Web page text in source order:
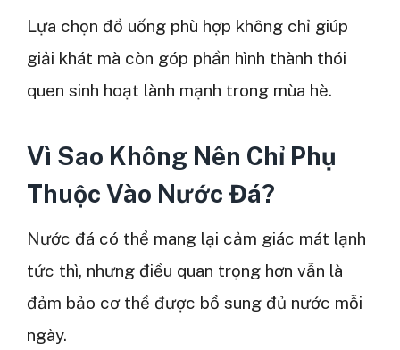
Lựa chọn đồ uống phù hợp không chỉ giúp
giải khát mà còn góp phần hình thành thói
quen sinh hoạt lành mạnh trong mùa hè.
Vì Sao Không Nên Chỉ Phụ
Thuộc Vào Nước Đá?
Nước đá có thể mang lại cảm giác mát lạnh
tức thì, nhưng điều quan trọng hơn vẫn là
đảm bảo cơ thể được bổ sung đủ nước mỗi
ngày.